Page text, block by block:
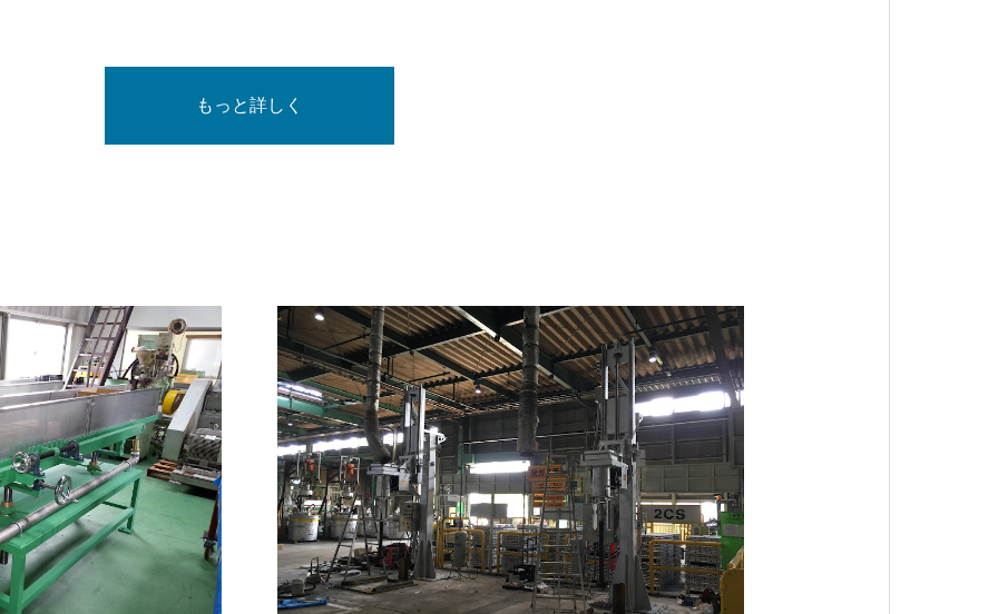
もっと詳しく
もっと詳しく
もっと詳しく